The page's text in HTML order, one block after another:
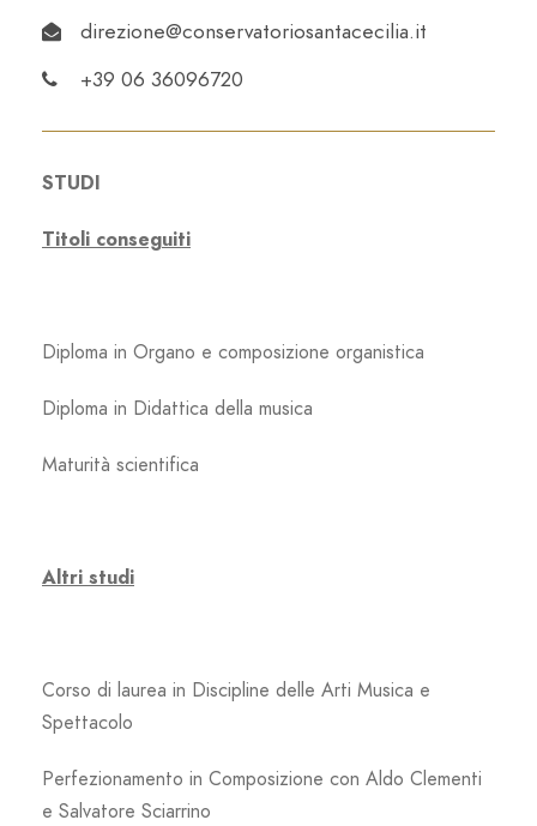
direzione@conservatoriosantacecilia.it
+39 06 36096720
STUDI
Titoli conseguiti
Diploma in Organo e composizione organistica
Diploma in Didattica della musica
Maturità scientifica
Altri studi
Corso di laurea in Discipline delle Arti Musica e
Spettacolo
Perfezionamento in Composizione con Aldo Clementi
e Salvatore Sciarrino